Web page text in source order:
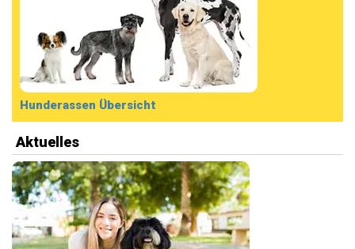
Hunderassen Übersicht
Aktuelles